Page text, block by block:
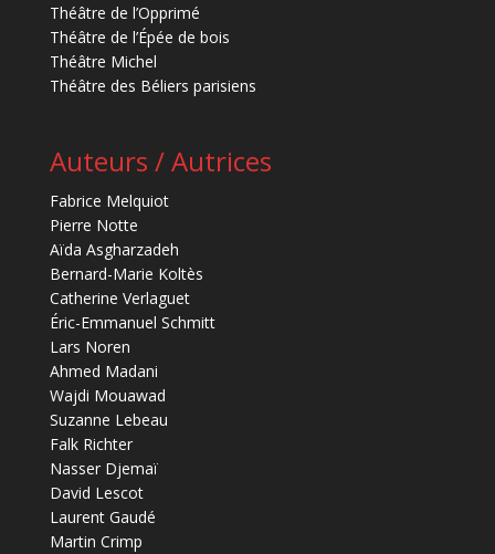
Théâtre de l’Opprimé
Théâtre de l’Épée de bois
Théâtre Michel
Théâtre des Béliers parisiens
Auteurs / Autrices
Fabrice Melquiot
Pierre Notte
Aïda Asgharzadeh
Bernard-Marie Koltès
Catherine Verlaguet
Éric-Emmanuel Schmitt
Lars Noren
Ahmed Madani
Wajdi Mouawad
Suzanne Lebeau
Falk Richter
Nasser Djemaï
David Lescot
Laurent Gaudé
Martin Crimp